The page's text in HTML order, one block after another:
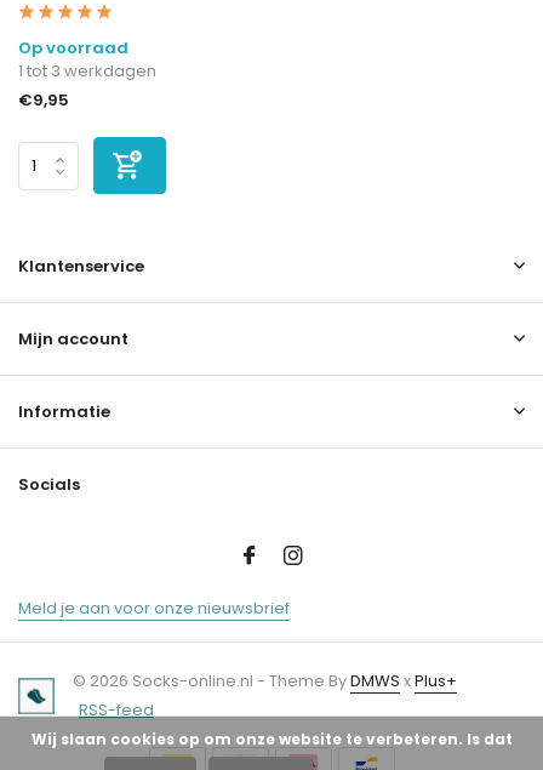
Op voorraad
1 tot 3 werkdagen
€9,95
Klantenservice
Mijn account
Informatie
Socials
Meld je aan voor onze nieuwsbrief
© 2026 Socks-online.nl - Theme ByDMWS xPlus+
RSS-feed
Wij slaan cookies op om onze website te verbeteren. Is dat